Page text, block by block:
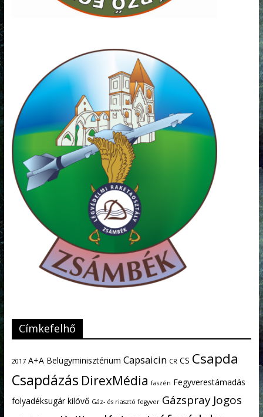
Címkefelhő
2017 A+A Belügyminisztérium Capsaicin CR CS Csapda
Csapdázás DirexMédia faszén Fegyverestámadás
folyadéksugár kilövő Gáz- és riasztó fegyver Gázspray Jogos